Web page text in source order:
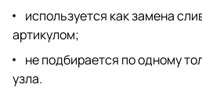
используется как замена
артикулом;
не подбирается по одному
узла.